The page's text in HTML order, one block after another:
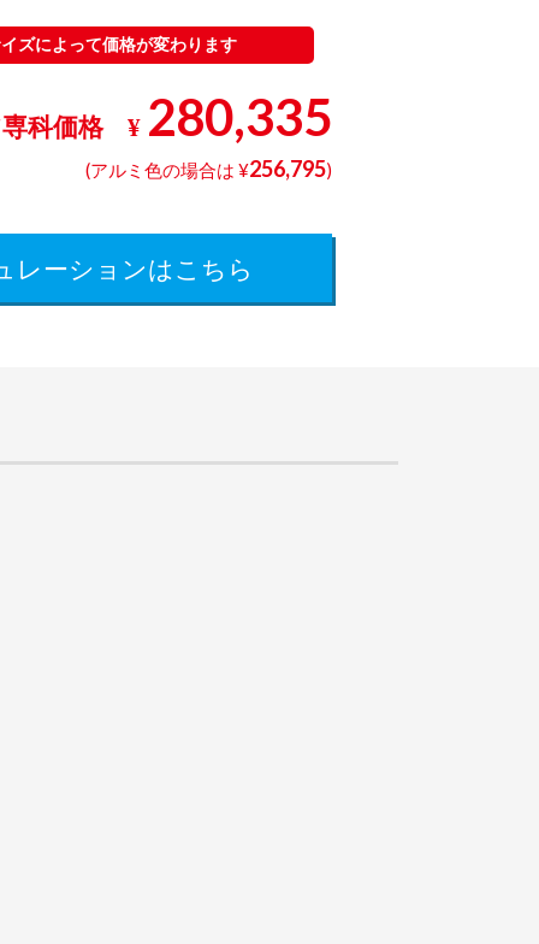
ズによって価格が変わります
科価格 ¥ 280,335
(アルミ色の場合は ¥256,795)
レーションはこちら